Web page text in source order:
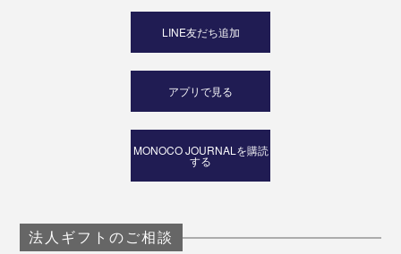
LINE友だち追加
アプリで見る
MONOCO JOURNALを購読
する
法人ギフトのご相談